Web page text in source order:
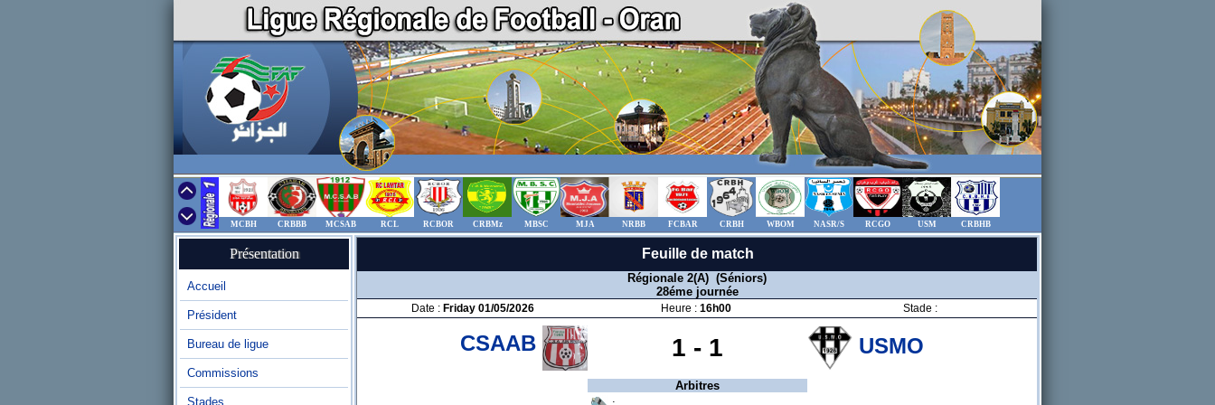
MCBH CRBBB MCSAB RCL RCBOR CRBMz MBSC MJA NRBB FCBAR CRBH WBOM NASR/S RCGO USM CRBHB
Présentation
Accueil
Président
Bureau de ligue
Commissions
Stades
Feuille de match
Régionale 2(A) (Séniors)
28éme journée
Date : Friday 01/05/2026 Heure : 16h00 Stade :
CSAAB 1 - 1 USMO
Arbitres